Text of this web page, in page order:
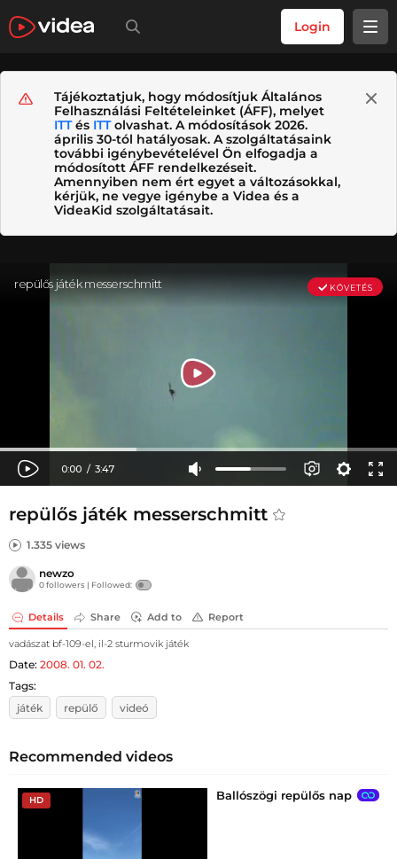
Login
Tájékoztatjuk, hogy módosítjuk Általános
Felhasználási Feltételeinket (ÁFF), melyet
ITTés ITTolvashat. A módosítások 2026.
április 30-tól hatályosak. A szolgáltatásaink
további igénybevételével Ön elfogadja a
módosított ÁFF rendelkezéseit.
Amennyiben nem ért egyet a változásokkal,
kérjük, ne vegye igénybe a Videa és a
VideaKid szolgáltatásait.
repülős játék messerschmitt
1.335 views
newzo
0 followers | Followed:
Details Share Add to Report
vadászat bf-109-el, il-2 sturmovik játék
Date: 2008. 01. 02.
Tags:
játék
repülő videó
Recommended videos
HD Ballószögi repülős nap